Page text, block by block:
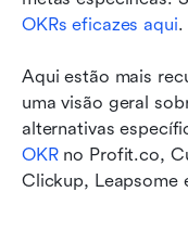
OKRs eficazes aqui.
Aqui estão mais
uma visão geral
alternativas
OKR no Profit.co,
Clickup, Leapsome